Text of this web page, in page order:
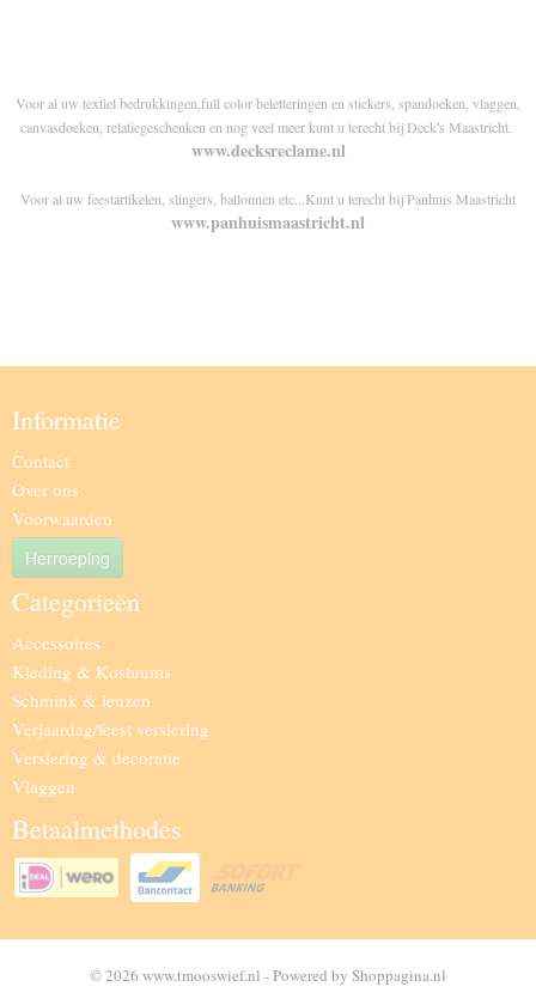
Voor al uw textiel bedrukkingen,full color beletteringen en stickers, spandoeken, vlaggen,
canvasdoeken, relatiegeschenken en nog veel meer kunt u terecht bij Deck's Maastricht.
www.decksreclame.nl
Voor al uw feestartikelen, slingers, ballonnen etc...Kunt u terecht bij Panhuis Maastricht
www.panhuismaastricht.nl
Informatie
Contact
Over ons
Voorwaarden
Herroeping
Categorieën
Accessoires
Kleding & Kostuums
Schmink & lenzen
Verjaardag/feest versiering
Versiering & decoratie
Vlaggen
Betaalmethodes
© 2026 www.tmooswief.nl - Powered by Shoppagina.nl